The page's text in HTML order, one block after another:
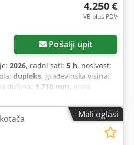
4.250 €
VB plus PDV
Pošalji upit
2026, radni sati: 5 h, nosivost:
dupleks, građevinska visina:
duljina: 1.710 mm, vrsta
tereta: 600 mm Širina vilica:
Novo Dcedpfjy Uz Sqsx Ai
kotači tip: Poliuretan Stanje
Litij-ionska Godina proizvodnje
održavanja 24 V
Mali oglasi